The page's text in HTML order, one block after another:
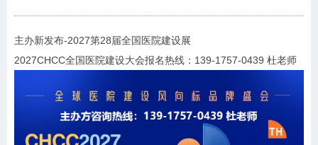
主办新发布-2027第28届全国医院建设展
2027CHCC全国医院建设大会报名热线：139-1757-0439 杜老师